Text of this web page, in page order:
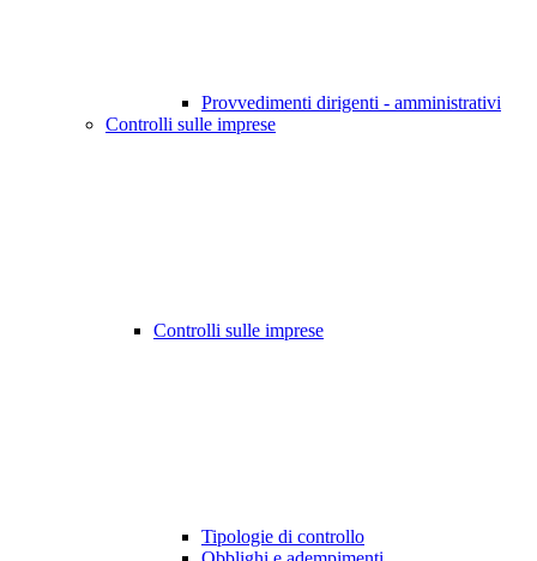
Provvedimenti dirigenti - amministrativi
Controlli sulle imprese
Controlli sulle imprese
Tipologie di controllo